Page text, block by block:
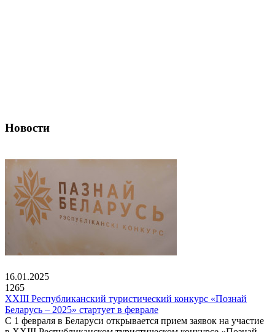
Новости
16.01.2025
1265
XXIII Республиканский туристический конкурс «Познай
Беларусь – 2025» стартует в феврале
С 1 февраля в Беларуси открывается прием заявок на участие